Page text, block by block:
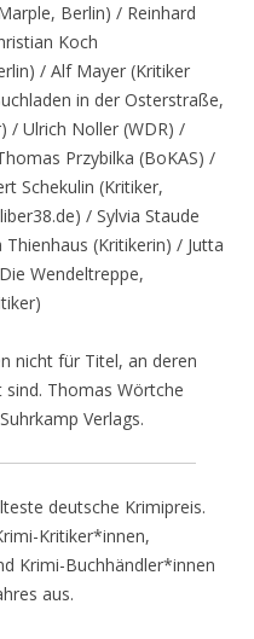
Berlin) / Reinhard
Koch
/ Alf Mayer (Kritiker
in der Osterstraße,
/ Ulrich Noller (WDR) /
Przybilka (BoKAS) /
Schekulin (Kritiker,
/ Sylvia Staude
(Kritikerin) / Jutta
Wendeltreppe,
nicht für Titel, an deren
Thomas Wörtche
Verlags.
deutsche Krimipreis.
Kritiker*innen,
Krimi-Buchhändler*innen
aus.